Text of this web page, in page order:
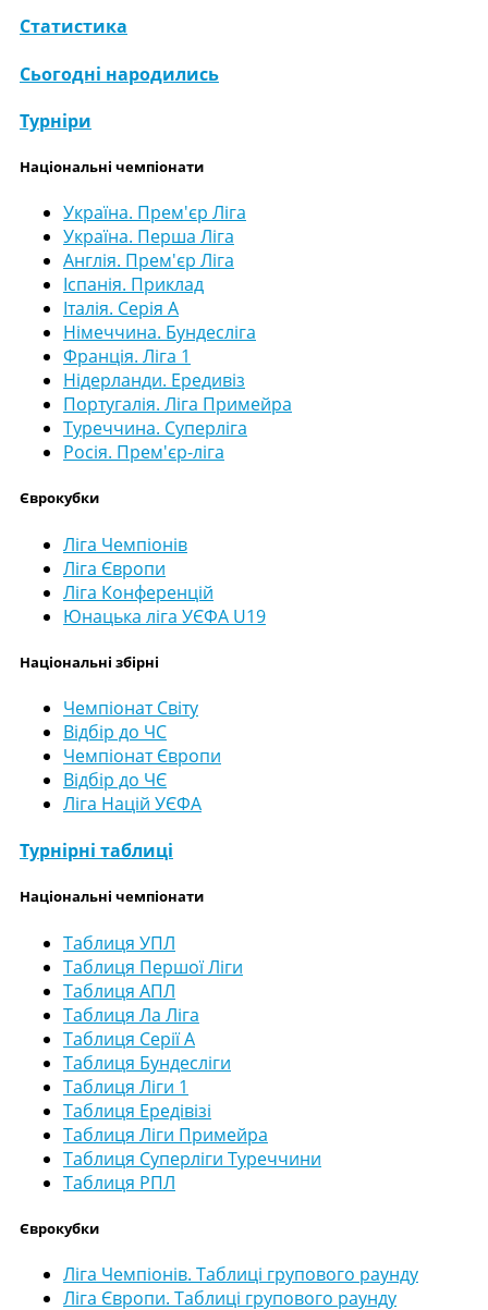
Статистика
Сьогодні народились
Турніри
Національні чемпіонати
Україна. Прем'єр Ліга
Україна. Перша Ліга
Англія. Прем'єр Ліга
Іспанія. Приклад
Італія. Серія А
Німеччина. Бундесліга
Франція. Ліга 1
Нідерланди. Ередивіз
Португалія. Ліга Примейра
Туреччина. Суперліга
Росія. Прем'єр-ліга
Єврокубки
Ліга Чемпіонів
Ліга Європи
Ліга Конференцій
Юнацька ліга УЄФА U19
Національні збірні
Чемпіонат Світу
Відбір до ЧС
Чемпіонат Європи
Відбір до ЧЄ
Ліга Націй УЄФА
Турнірні таблиці
Національні чемпіонати
Таблиця УПЛ
Таблиця Першої Ліги
Таблиця АПЛ
Таблиця Ла Ліга
Таблиця Серії А
Таблиця Бундесліги
Таблиця Ліги 1
Таблиця Ередівізі
Таблиця Ліги Примейра
Таблиця Суперліги Туреччини
Таблиця РПЛ
Єврокубки
Ліга Чемпіонів. Таблиці групового раунду
Ліга Європи. Таблиці групового раунду